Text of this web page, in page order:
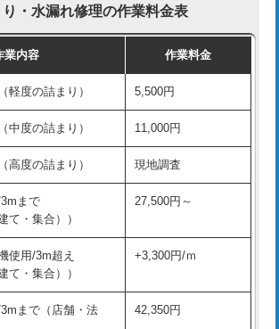
使用/3ｍ超え)
掘削・埋め戻し作
11,000円~
管工事/3ｍまで） 55,000円
排水管工事/3ｍ超
+11,000円
㎝未満）
㎝以上） 66,000円
（厚さ10㎝まで）
)
・排水トラップ
22,000円+材料費
水栓）
合水栓） 16,500円
・水漏れ修理の作業料金表
業内容 作業料金
軽度の詰まり） 5,500円
中度の詰まり） 11,000円
高度の詰まり） 現地調査
まで
て・集合））
27,500円～
使用/3m超え
て・集合））
+3,300円/ｍ
まで（店舗・法
42,350円